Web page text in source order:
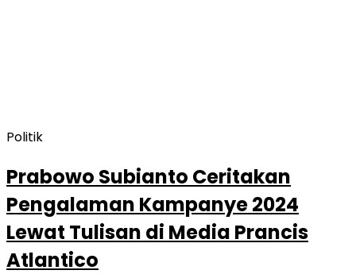
Politik
Prabowo Subianto Ceritakan
Pengalaman Kampanye 2024
Lewat Tulisan di Media Prancis
Atlantico